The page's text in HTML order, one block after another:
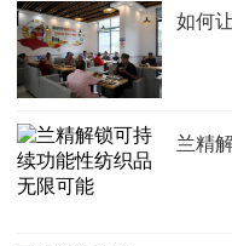
如何
兰精